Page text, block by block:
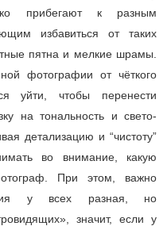
прибегают к разным
избавиться от таких
пятна и мелкие шрамы.
фотографии от чёткого
уйти, чтобы перенести
на тональность и свето-
детализацию и “чистоту”
во внимание, какую
При этом, важно
у всех разная, но
значит, если у